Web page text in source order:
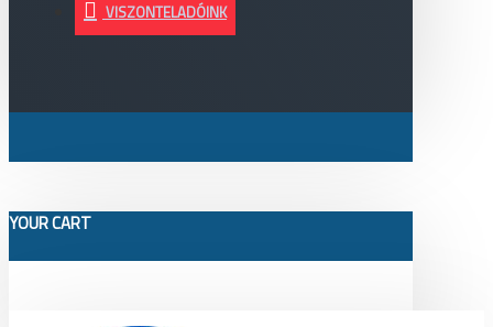
VISZONTELADÓINK
YOUR CART